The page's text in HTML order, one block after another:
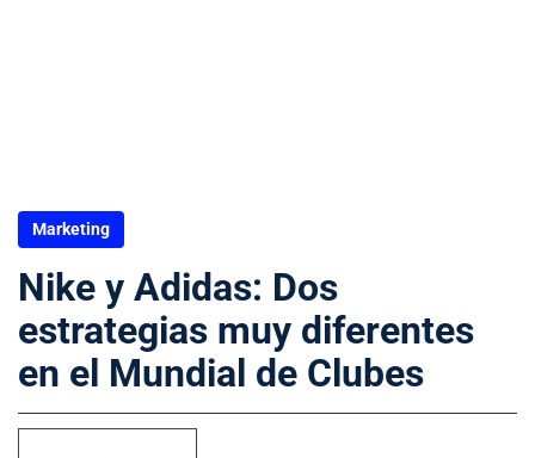
Marketing
Nike y Adidas: Dos
estrategias muy diferentes
en el Mundial de Clubes